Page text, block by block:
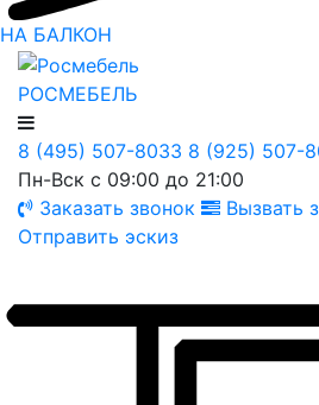
НА БАЛКОН
РОСМЕБЕЛЬ
8 (495) 507-8033 8 (925) 507-
Пн-Вск с 09:00 до 21:00
Заказать звонок
Вызвать
Отправить эскиз